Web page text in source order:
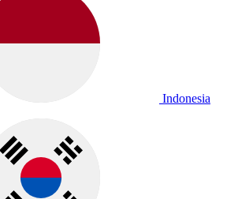
Indonesia